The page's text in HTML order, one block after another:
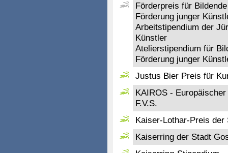
Förderpreis für
Förderung junger
Arbeitstipendium der
Künstler
Atelierstipendium für
Förderung junger
Justus Bier Preis für
KAIROS -
F.V.S.
Kaiser-Lothar-Preis der
Kaiserring der Stadt